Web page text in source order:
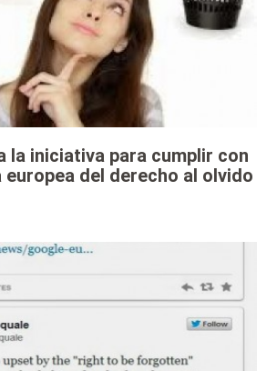
la iniciativa para cumplir con
europea del derecho al olvido